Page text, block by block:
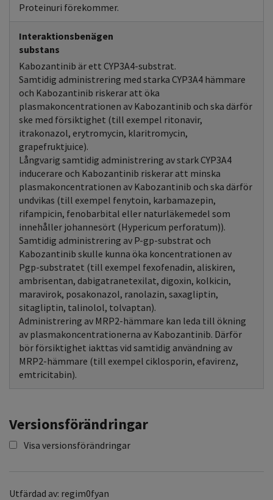
Proteinuri förekommer.
Interaktionsbenägen
substans
Kabozantinib är ett CYP3A4-substrat.
Samtidig administrering med starka CYP3A4 hämmare
och Kabozantinib riskerar att öka
plasmakoncentrationen av Kabozantinib och ska därför
ske med försiktighet (till exempel ritonavir,
itrakonazol, erytromycin, klaritromycin,
grapefruktjuice).
Långvarig samtidig administrering av stark CYP3A4
inducerare och Kabozantinib riskerar att minska
plasmakoncentrationen av Kabozantinib och ska därför
undvikas (till exempel fenytoin, karbamazepin,
rifampicin, fenobarbital eller naturläkemedel som
innehåller johannesört (Hypericum perforatum)).
Samtidig administrering av P-gp-substrat och
Kabozantinib skulle kunna öka koncentrationen av
Pgp-substratet (till exempel fexofenadin, aliskiren,
ambrisentan, dabigatranetexilat, digoxin, kolkicin,
maravirok, posakonazol, ranolazin, saxagliptin,
sitagliptin, talinolol, tolvaptan).
Administrering av MRP2-hämmare kan leda till ökning
av plasmakoncentrationerna av Kabozantinib. Därför
bör försiktighet iakttas vid samtidig användning av
MRP2-hämmare (till exempel ciklosporin, efavirenz,
emtricitabin).
Versionsförändringar
Visa versionsförändringar
Utfärdad av: regim0fyan